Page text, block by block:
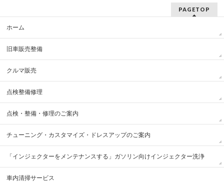
PAGETOP
ホーム
旧車販売整備
クルマ販売
点検整備修理
点検・整備・修理のご案内
チューニング・カスタマイズ・ドレスアップのご案内
「インジェクターをメンテナンスする」ガソリン向けインジェクター洗浄
車内清掃サービス